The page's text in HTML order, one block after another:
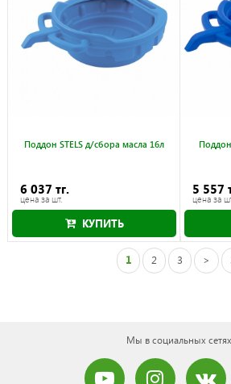
Поддон STELS д/сбора масла 16л
6 037 тг.
цена за шт.
КУПИТЬ
5 557
цена за
1 2 3 >
Мы в социальных